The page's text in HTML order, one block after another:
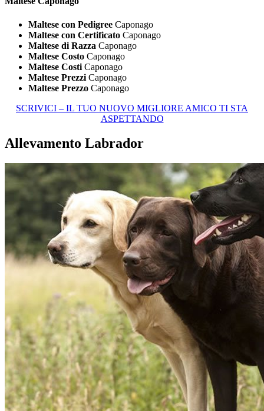
Maltese con Pedigree Caponago
Maltese con Certificato Caponago
Maltese di Razza Caponago
Maltese Costo Caponago
Maltese Costi Caponago
Maltese Prezzi Caponago
Maltese Prezzo Caponago
SCRIVICI – IL TUO NUOVO MIGLIORE AMICO TI STA
ASPETTANDO
Allevamento Labrador